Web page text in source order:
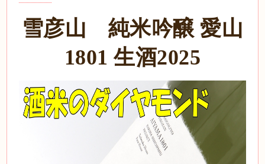
雪彦山 純米吟醸 愛山
1801 生酒2025